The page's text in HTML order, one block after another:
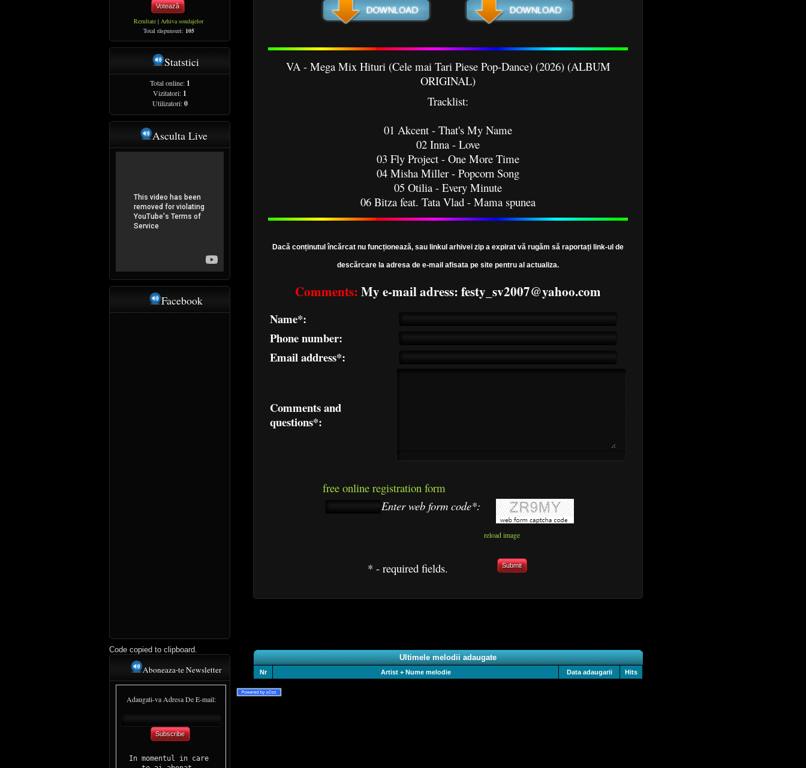
Votează
Rezultate |Arhiva sondajelor
Total răspunsuri: 105
Statstici
Total online: 1
Vizitatori: 1
Utilizatori:0
Asculta Live
Facebook
Code copied to clipboard.
Aboneaza-te Newsletter
Adaugati-va Adresa De E-mail:
Subscribe
In momentul in care
VA - Mega Mix Hituri (Cele mai Tari Piese Pop-Dance) (2026) (ALBUM
ORIGINAL)
Tracklist:
01 Akcent - That's My Name
02 Inna - Love
03 Fly Project - One More Time
04 Misha Miller - Popcorn Song
05 Otilia - Every Minute
06 Bitza feat. Tata Vlad - Mama spunea
07 Inna - Amazing
09 Misha Miller feat. Emaa - Intr-o Zi
10 Bastien - Semi
11 Otilia feat. Mellow D - Sahara
12 Inna - Deja Vu
13 Mihail - Vine Furtuna
16 Alexandra Stan feat. One Love Nation - Fly (Sarà Perché Ti Amo)
Dacă conținutul încărcat nu funcționează, sau linkul arhivei zip a expirat vă rugăm să raportați link-ul de
descărcare la adresa de e-mail afisata pe site pentru al actualiza.
Comments: My e-mail adress: festy_sv2007@yahoo.com
Name*:
Phone number:
Email address*:
Comments and
questions*:
free online registration form
Enter web form code*:
reload image
* - required fields. Submit
Ultimele melodii adaugate
Nr Artist + Nume melodie Data adaugarii Hits